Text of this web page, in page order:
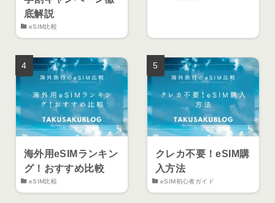
底解説
eSIM比較
海外用eSIMランキン
グ！おすすめ比較
eSIM比較
クレカ不要！eSIM購
入方法
eSIM初心者ガイド